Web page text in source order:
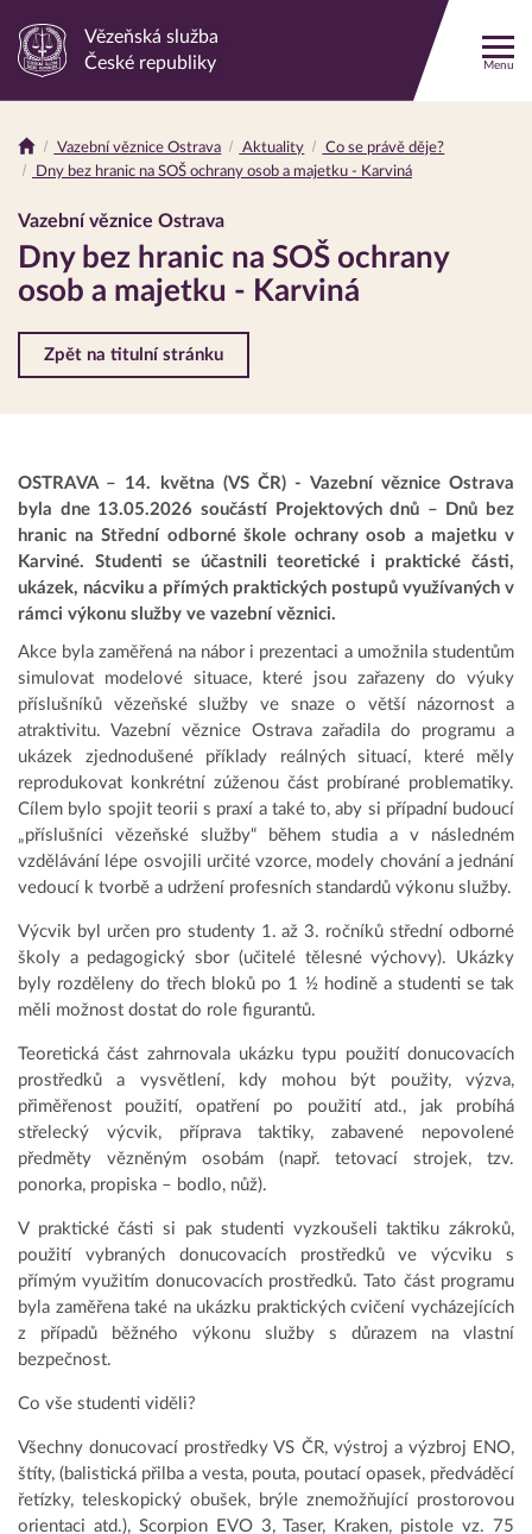
Odkaz
stránku
Vězeňská služba
České republiky
Menu
Drobečková
Vazební věznice Ostrava Aktuality
Co se právě děje?
Dny bez hranic na SOŠ ochrany osob a majetku - Karviná
Vazební věznice Ostrava
Dny bez hranic na SOŠ ochrany
osob a majetku - Karviná
Zpět na titulní stránku
OSTRAVA – 14. května (VS ČR) - Vazební věznice Ostrava
byla dne 13.05.2026 součástí Projektových dnů – Dnů bez
hranic na Střední odborné škole ochrany osob a majetku v
Karviné. Studenti se účastnili teoretické i praktické části,
ukázek, nácviku a přímých praktických postupů využívaných v
rámci výkonu služby ve vazební věznici.
Akce byla zaměřená na nábor i prezentaci a umožnila studentům
simulovat modelové situace, které jsou zařazeny do výuky
příslušníků vězeňské služby ve snaze o větší názornost a
atraktivitu. Vazební věznice Ostrava zařadila do programu a
ukázek zjednodušené příklady reálných situací, které měly
reprodukovat konkrétní zúženou část probírané problematiky.
Cílem bylo spojit teorii s praxí a také to, aby si případní budoucí
„příslušníci vězeňské služby“ během studia a v následném
vzdělávání lépe osvojili určité vzorce, modely chování a jednání
vedoucí k tvorbě a udržení profesních standardů výkonu služby.
Výcvik byl určen pro studenty 1. až 3. ročníků střední odborné
školy a pedagogický sbor (učitelé tělesné výchovy). Ukázky
byly rozděleny do třech bloků po 1 ½ hodině a studenti se tak
měli možnost dostat do role figurantů.
Teoretická část zahrnovala ukázku typu použití donucovacích
prostředků a vysvětlení, kdy mohou být použity, výzva,
přiměřenost použití, opatření po použití atd., jak probíhá
střelecký výcvik, příprava taktiky, zabavené nepovolené
předměty vězněným osobám (např. tetovací strojek, tzv.
ponorka, propiska – bodlo, nůž).
V praktické části si pak studenti vyzkoušeli taktiku zákroků,
použití vybraných donucovacích prostředků ve výcviku s
přímým využitím donucovacích prostředků. Tato část programu
byla zaměřena také na ukázku praktických cvičení vycházejících
z případů běžného výkonu služby s důrazem na vlastní
bezpečnost.
Co vše studenti viděli?
Všechny donucovací prostředky VS ČR, výstroj a výzbroj ENO,
štíty, (balistická přilba a vesta, pouta, poutací opasek, předváděcí
řetízky, teleskopický obušek, brýle znemožňující prostorovou
orientaci atd.), Scorpion EVO 3, Taser, Kraken, pistole vz. 75